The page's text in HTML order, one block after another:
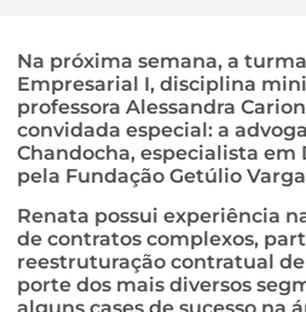
Na próxima semana, a
Empresarial I, disciplina
professora Alessandra
convidada especial: a
Chandocha, especialista
pela Fundação Getúlio
Renata possui experiência
de contratos complexos,
reestruturação contratual
porte dos mais diversos